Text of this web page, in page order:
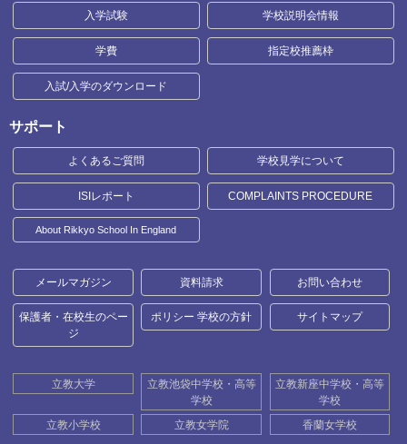
入学試験 学校説明会情報
学費 指定校推薦枠
入試/入学のダウンロード
サポート
よくあるご質問 学校見学について
ISIレポート COMPLAINTS PROCEDURE
About Rikkyo School In England
メールマガジン 資料請求 お問い合わせ
保護者・在校生のペー
ジ
ポリシー 学校の方針 サイトマップ
立教大学
立教池袋中学校・高等
学校
立教新座中学校・高等
学校
立教小学校
立教女学院 香蘭女学校